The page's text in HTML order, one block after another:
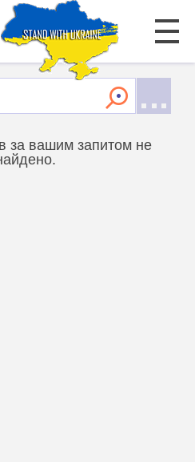
за вашим запитом не